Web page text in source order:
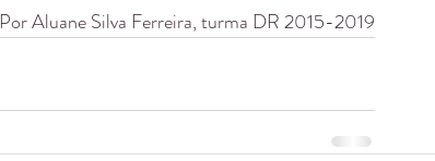
Por Aluane Silva Ferreira, turma DR 2015-2019